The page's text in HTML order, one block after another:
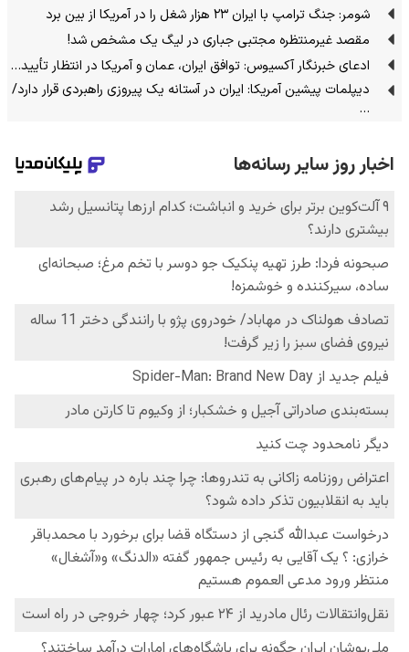
شومر: جنگ ترامپ با ایران ۲۳ هزار شغل را در آمریکا از بین برد
مقصد غیرمنتظره مجتبی جباری در لیگ یک مشخص شد!
ادعای خبرنگار آکسیوس: توافق ایران، عمان و آمریکا در انتظار تأیید…
دیپلمات پیشین آمریکا: ایران در آستانه یک پیروزی راهبردی قرار دارد/
…